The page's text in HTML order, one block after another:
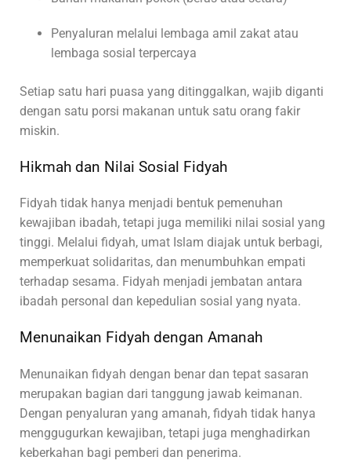
Penyaluran melalui lembaga amil zakat atau
lembaga sosial terpercaya
Setiap satu hari puasa yang ditinggalkan, wajib diganti
dengan satu porsi makanan untuk satu orang fakir
miskin.
Hikmah dan Nilai Sosial Fidyah
Fidyah tidak hanya menjadi bentuk pemenuhan
kewajiban ibadah, tetapi juga memiliki nilai sosial yang
tinggi. Melalui fidyah, umat Islam diajak untuk berbagi,
memperkuat solidaritas, dan menumbuhkan empati
terhadap sesama. Fidyah menjadi jembatan antara
ibadah personal dan kepedulian sosial yang nyata.
Menunaikan Fidyah dengan Amanah
Menunaikan fidyah dengan benar dan tepat sasaran
merupakan bagian dari tanggung jawab keimanan.
Dengan penyaluran yang amanah, fidyah tidak hanya
menggugurkan kewajiban, tetapi juga menghadirkan
keberkahan bagi pemberi dan penerima.